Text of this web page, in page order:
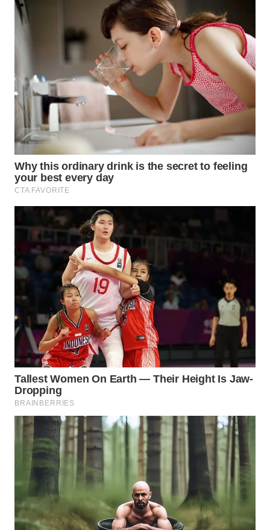
KARAWANG
WN
BEKASI
WN
BOGOR
DEPOK
WN
TAPANULI
UTARA
SAMOSIR
WN
PADANG
WN
SUMEDANG
WN
CIANJUR
WN
KEPULAUAN
SERIBU